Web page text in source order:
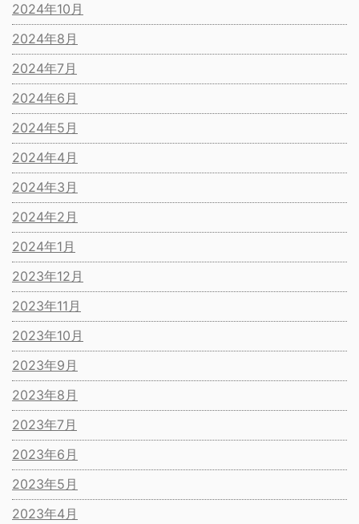
2024年10月
2024年8月
2024年7月
2024年6月
2024年5月
2024年4月
2024年3月
2024年2月
2024年1月
2023年12月
2023年11月
2023年10月
2023年9月
2023年8月
2023年7月
2023年6月
2023年5月
2023年4月